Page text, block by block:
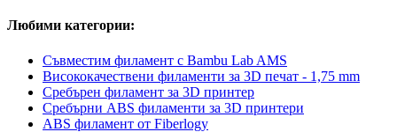
Любими категории:
Съвместим филамент с Bambu Lab AMS
Висококачествени филаменти за 3D печат - 1,75 mm
Сребърен филамент за 3D принтер
Сребърни ABS филаменти за 3D принтери
ABS филамент от Fiberlogy